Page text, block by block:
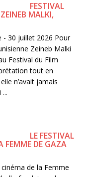
FESTIVAL
MALKI,
- 30 juillet 2026 Pour
Zeineb Malki
Festival du Film
tout en
n’avait jamais
LE FESTIVAL
FEMME DE GAZA
de la Femme